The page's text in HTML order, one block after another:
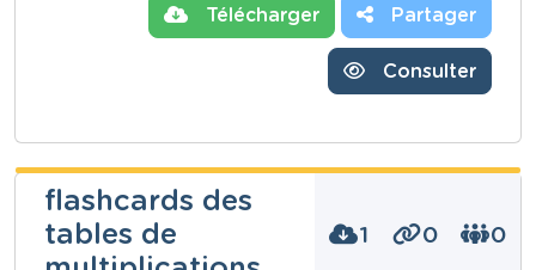
Télécharger Partager
Consulter
flashcards des
tables de
1 0 0